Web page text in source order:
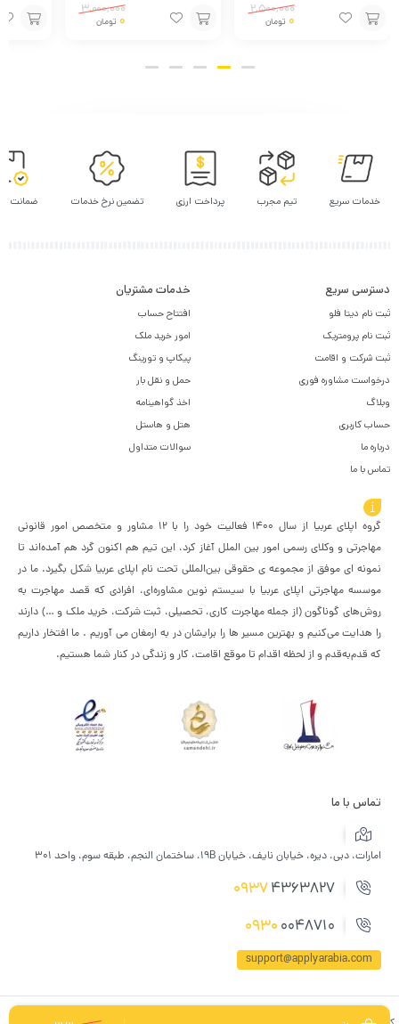
2,500,000
0 تومان
آزمایشگاهی3,000,000
0 تومان
به
خدمات سریع تیم مجرب پرداخت ارزی تضمین نرخ خدمات ضمانت
دسترسی سریع
ثبت نام دیتا فلو
ثبت نام پرومتریک
ثبت شرکت و اقامت
درخواست مشاوره فوری
وبلاگ
حساب کاربری
درباره ما
تماس با ما
خدمات مشتریان
افتتاح حساب
امور خرید ملک
پیکاپ و تورینگ
حمل و نقل بار
اخذ گواهینامه
هتل و هاستل
سوالات متداول
گروه اپلای عربیا از سال 1400 فعالیت خود را با 12 مشاور و متخصص امور قانونی
مهاجرتی و وکلای رسمی امور بین الملل آغاز کرد، این تیم هم اکنون گرد هم آمده‌اند تا
نمونه ای موفق از مجموعه ی حقوقی بین‌المللی تحت نام اپلای عربیا شکل بگیرد. ما در
موسسه مهاجرتی اپلای عربیا با سیستم نوین مشاوره‌ای، افرادی که قصد مهاجرت به
روش‌های گوناگون (از جمله مهاجرت کاری، تحصیلی، ثبت شرکت، خرید ملک و …) دارند
را هدایت می‌کنیم و بهترین مسیر ها را برایشان در به ارمغان می آوریم . ما افتخار داریم
که قدم‌به‌قدم و از لحظه اقدام تا موقع اقامت، کار و زندگی در کنار شما هستیم.
تماس با ما
امارات، دبی، دیره، خیابان نایف، خیابان 19B، ساختمان النجم، طبقه سوم، واحد 301
09374363827
09300048710
support@applyarabia.com